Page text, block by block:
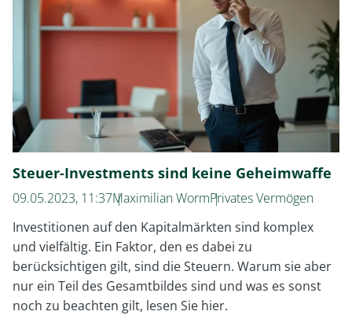
Anleihen
Steuer-Investments sind keine Geheimwaffe
09.05.2023, 11:37Maximilian WormPrivates Vermögen
Investitionen auf den Kapitalmärkten sind komplex
und vielfältig. Ein Faktor, den es dabei zu
berücksichtigen gilt, sind die Steuern. Warum sie aber
nur ein Teil des Gesamtbildes sind und was es sonst
noch zu beachten gilt, lesen Sie hier.